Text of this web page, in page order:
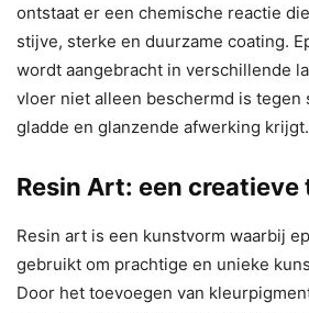
ontstaat er een chemische reactie
stijve, sterke en duurzame coating.
wordt aangebracht in verschillende
vloer niet alleen beschermd is tegen
gladde en glanzende afwerking krijgt.
Resin Art: een creatieve
Resin art is een kunstvorm waarbij
gebruikt om prachtige en unieke
Door het toevoegen van